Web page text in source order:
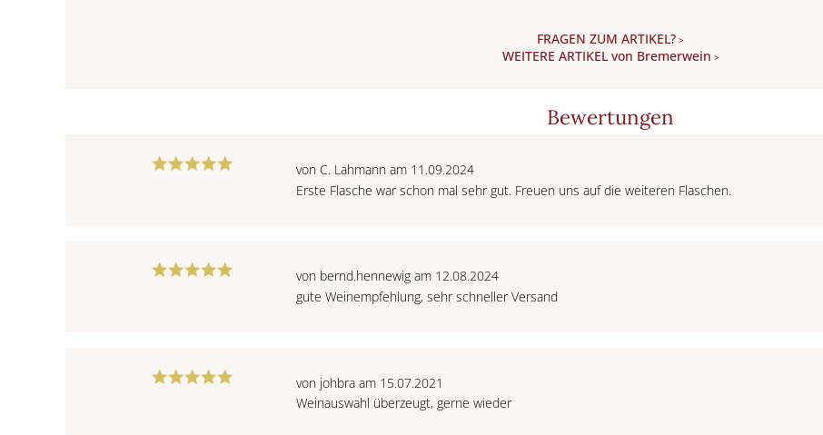
FRAGEN ZUM ARTIKEL? >
WEITERE ARTIKEL von Bremerwein >
Bewertungen
von C. Lahmann am 11.09.2024
Erste Flasche war schon mal sehr gut. Freuen uns auf die weiteren Flaschen.
von bernd.hennewig am 12.08.2024
gute Weinempfehlung, sehr schneller Versand
von johbra am 15.07.2021
Weinauswahl überzeugt, gerne wieder